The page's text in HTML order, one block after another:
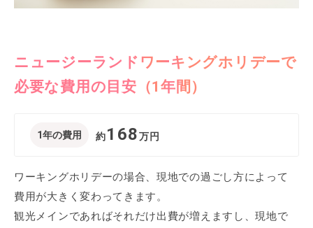
ニュージーランドワーキングホリデーで
必要な費用の目安（1年間）
1年の費用 約168万円
ワーキングホリデーの場合、現地での過ごし方によって
費用が大きく変わってきます。
観光メインであればそれだけ出費が増えますし、現地で